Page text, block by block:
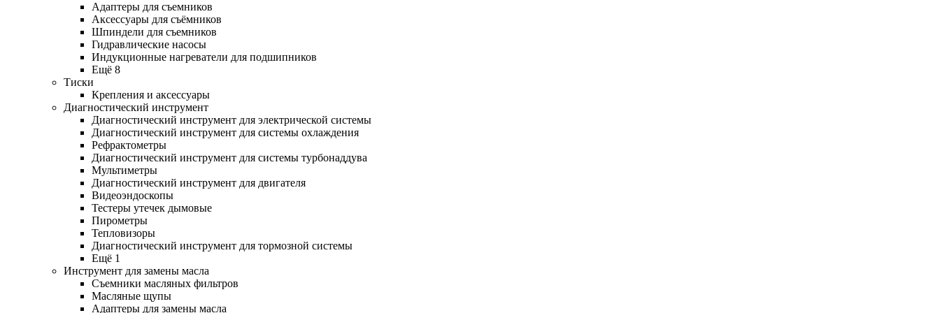
Адаптеры для съемников
Аксессуары для съёмников
Шпиндели для съемников
Гидравлические насосы
Индукционные нагреватели для подшипников
Ещё 8
Тиски
Крепления и аксессуары
Диагностический инструмент
Диагностический инструмент для электрической системы
Диагностический инструмент для системы охлаждения
Рефрактометры
Диагностический инструмент для системы турбонаддува
Мультиметры
Диагностический инструмент для двигателя
Видеоэндоскопы
Тестеры утечек дымовые
Пирометры
Тепловизоры
Диагностический инструмент для тормозной системы
Ещё 1
Инструмент для замены масла
Съемники масляных фильтров
Масляные щупы
Адаптеры для замены масла